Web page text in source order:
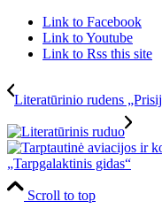
Link to Facebook
Link to Youtube
Link to Rss this site
Literatūrinio rudens
„Tarpgalaktinis gidas“
Scroll to top